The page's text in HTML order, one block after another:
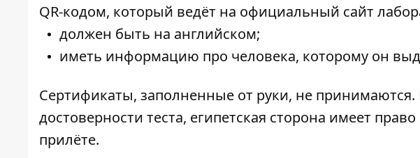
QR-кодом, который ведёт на официальный сайт
должен быть на английском;
иметь информацию про человека, которому он
Сертификаты, заполненные от руки, не принимаются.
достоверности теста, египетская сторона имеет
прилёте.